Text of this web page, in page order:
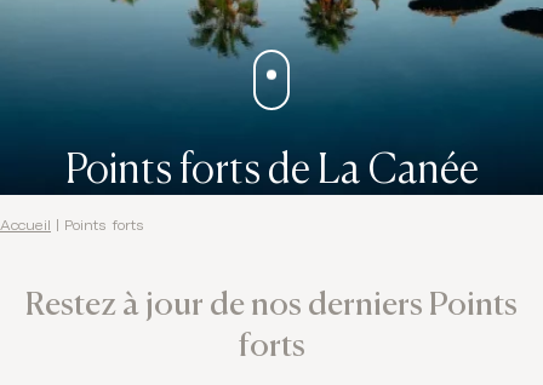
Points forts de La Canée
Accueil Points forts
Restez à jour de nos derniers Points
forts